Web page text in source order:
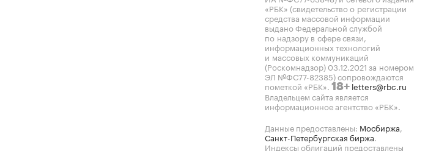
«РБК» (свидетельство о регистрации
средства массовой информации
выдано Федеральной службой
по надзору в сфере связи,
информационных технологий
и массовых коммуникаций
(Роскомнадзор) 03.12.2021 за номером
ЭЛ №ФС77-82385) сопровождаются
пометкой «РБК». 18+ letters@rbc.ru
Владельцем сайта является
информационное агентство «РБК».
Данные предоставлены: Мосбиржа,
Санкт-Петербургская биржа.
Индексы облигаций предоставлены